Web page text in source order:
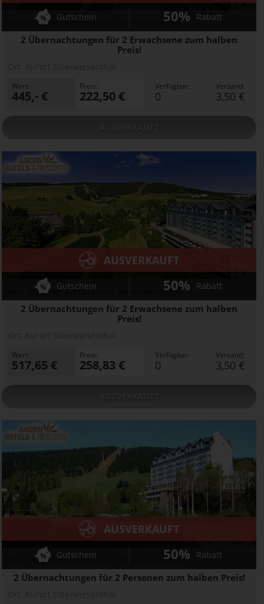
Best Western Ahorn Hotel Oberwiesenthal
2 Übernachtungen für 2 Erwachsene zum halben
Preis!
Gutschein 50% Rabatt
Wert:
445,- €
Preis:
222,50 €
Verfügbar:
0
Versand:
3,50 €
Best Western Ahorn Hotel Oberwiesenthal
2 Übernachtungen für 2 Erwachsene zum halben
Preis!
AUSVERKAUFT
Gutschein 50% Rabatt
Wert:
517,65 €
Preis:
258,83 €
Verfügbar:
0
Versand:
3,50 €
Best Western Ahorn Hotel Oberwiesenthal
2 Übernachtungen für 2 Personen zum halben Preis!
AUSVERKAUFT
Gutschein 50% Rabatt